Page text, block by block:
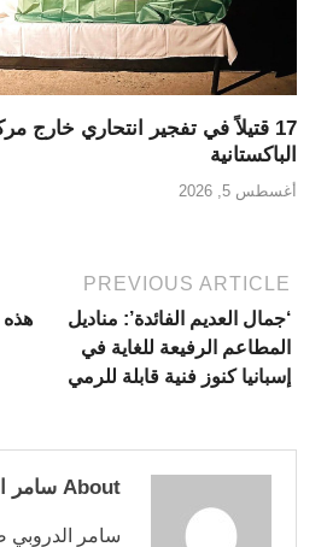
17 قتيلاً في تفجير انتحاري
الباكستانية
أغسطس 5, 2026
PREVIOUS ARTICLE
‘جمال العديم الفائدة’: مناديل
المطاعم الرفيعة للغاية في
إسبانيا كنوز فنية قابلة للرمي
هذه
About سامر الدروبي
سامر